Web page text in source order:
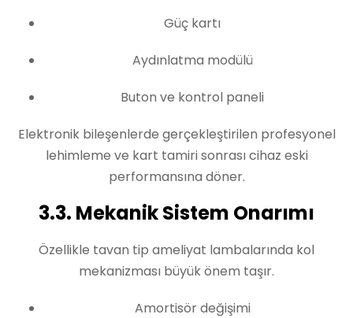
Güç kartı
Aydınlatma modülü
Buton ve kontrol paneli
Elektronik bileşenlerde gerçekleştirilen profesyonel
lehimleme ve kart tamiri sonrası cihaz eski
performansına döner.
3.3. Mekanik Sistem Onarımı
Özellikle tavan tip ameliyat lambalarında kol
mekanizması büyük önem taşır.
Amortisör değişimi